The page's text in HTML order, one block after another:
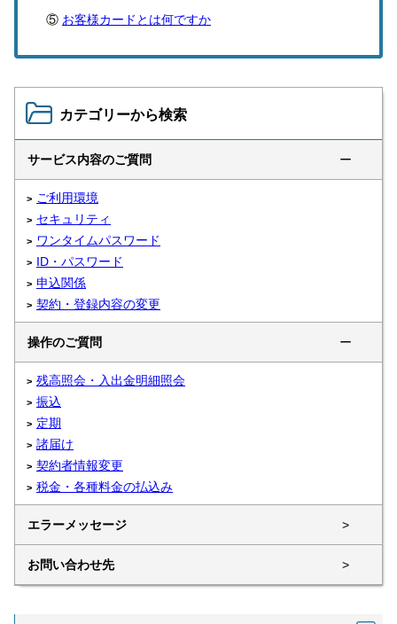
お客様カードとは何ですか
カテゴリーから検索
サービス内容のご質問 ー
ご利用環境
セキュリティ
ワンタイムパスワード
ID・パスワード
申込関係
契約・登録内容の変更
操作のご質問 ー
残高照会・入出金明細照会
振込
定期
諸届け
契約者情報変更
税金・各種料金の払込み
エラーメッセージ >
お問い合わせ先 >